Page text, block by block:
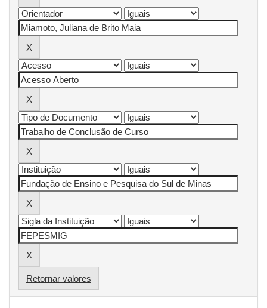
Retornar valores